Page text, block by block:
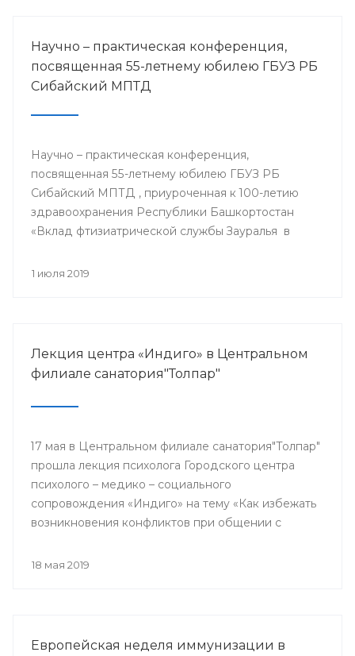
Научно – практическая конференция,
посвященная 55-летнему юбилею ГБУЗ РБ
Сибайский МПТД
Научно – практическая конференция,
посвященная 55-летнему юбилею ГБУЗ РБ
Сибайский МПТД , приуроченная к 100-летию
здравоохранения Республики Башкортостан
«Вклад фтизиатрической службы Зауралья в
года в городе Сибай.
1 июля 2019
Лекция центра «Индиго» в Центральном
филиале санатория"Толпар"
17 мая в Центральном филиале санатория"Толпар"
прошла лекция психолога Городского центра
психолого – медико – социального
сопровождения «Индиго» на тему «Как избежать
возникновения конфликтов при общении с
18 мая 2019
Европейская неделя иммунизации в